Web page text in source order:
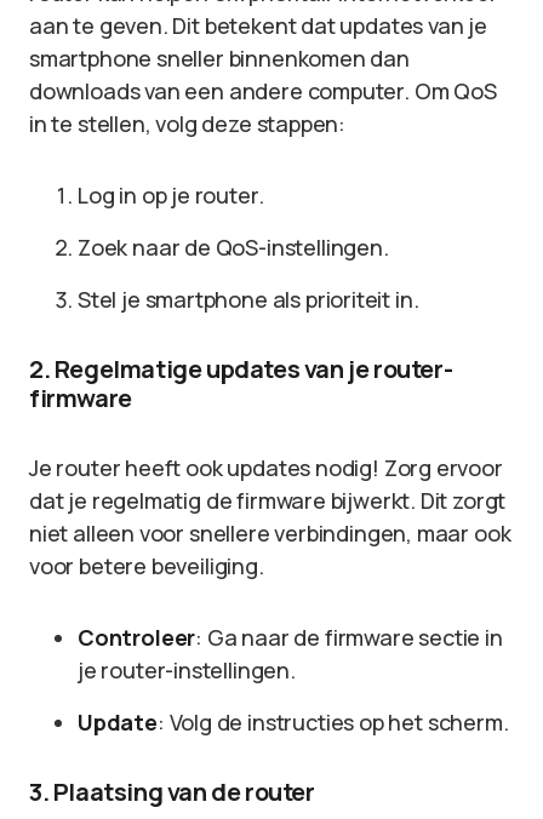
aan te geven. Dit betekent dat updates van je
smartphone sneller binnenkomen dan
downloads van een andere computer. Om QoS
in te stellen, volg deze stappen:
Log in op je router.
Zoek naar de QoS-instellingen.
Stel je smartphone als prioriteit in.
2. Regelmatige updates van je router-
firmware
Je router heeft ook updates nodig! Zorg ervoor
dat je regelmatig de firmware bijwerkt. Dit zorgt
niet alleen voor snellere verbindingen, maar ook
voor betere beveiliging.
Controleer: Ga naar de firmware sectie in
je router-instellingen.
Update: Volg de instructies op het scherm.
3. Plaatsing van de router